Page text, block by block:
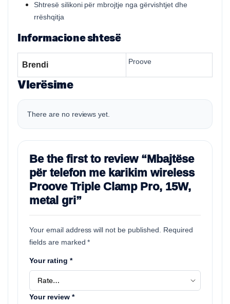
Shtresë silikoni për mbrojtje nga gërvishtjet dhe
rrëshqitja
Informacione shtesë
Brendi Proove
Vlerësime
There are no reviews yet.
Be the first to review “Mbajtëse
për telefon me karikim wireless
Proove Triple Clamp Pro, 15W,
metal gri”
Your email address will not be published.
Required
fields are marked*
Your rating *
Your review *